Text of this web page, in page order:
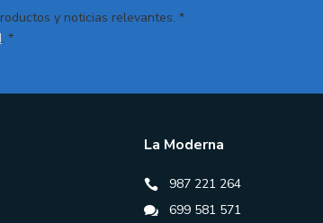
y noticias relevantes. *
. *
La Moderna
987 221 264
699 581 571